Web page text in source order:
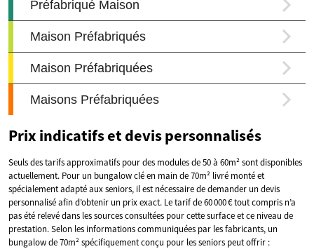
Prix indicatifs et devis personnalisés
Seuls des tarifs approximatifs pour des modules de 50 à 60m² sont disponibles
actuellement. Pour un bungalow clé en main de 70m² livré monté et
spécialement adapté aux seniors, il est nécessaire de demander un devis
personnalisé afin d’obtenir un prix exact. Le tarif de 60 000 € tout compris n’a
pas été relevé dans les sources consultées pour cette surface et ce niveau de
prestation. Selon les informations communiquées par les fabricants, un
bungalow de 70m² spécifiquement conçu pour les seniors peut offrir :